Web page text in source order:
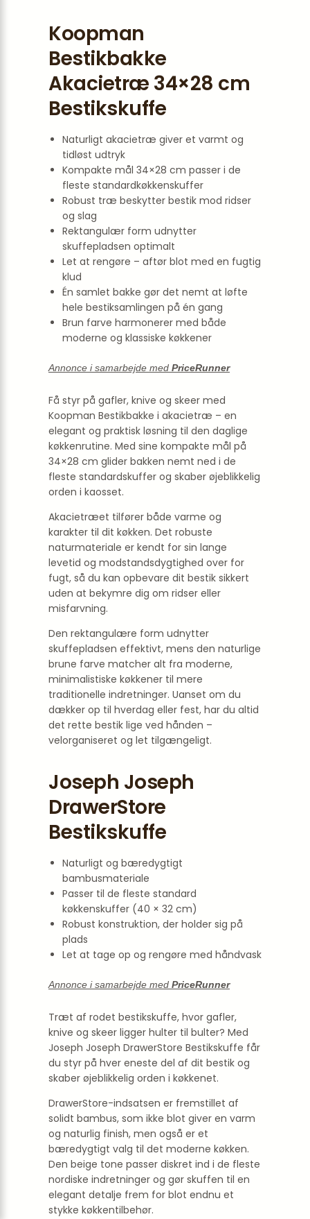
Koopman
Bestikbakke
Akacietræ 34×28 cm
Bestikskuffe
Naturligt akacietræ giver et varmt og
tidløst udtryk
Kompakte mål 34×28 cm passer i de
fleste standardkøkkenskuffer
Robust træ beskytter bestik mod ridser
og slag
Rektangulær form udnytter
skuffepladsen optimalt
Let at rengøre – aftør blot med en fugtig
klud
Én samlet bakke gør det nemt at løfte
hele bestiksamlingen på én gang
Brun farve harmonerer med både
moderne og klassiske køkkener
Annonce i samarbejde med PriceRunner
Få styr på gafler, knive og skeer med
Koopman Bestikbakke i akacietræ – en
elegant og praktisk løsning til den daglige
køkkenrutine. Med sine kompakte mål på
34×28 cm glider bakken nemt ned i de
fleste standardskuffer og skaber øjeblikkelig
orden i kaosset.
Akacietræet tilfører både varme og
karakter til dit køkken. Det robuste
naturmateriale er kendt for sin lange
levetid og modstandsdygtighed over for
fugt, så du kan opbevare dit bestik sikkert
uden at bekymre dig om ridser eller
misfarvning.
Den rektangulære form udnytter
skuffepladsen effektivt, mens den naturlige
brune farve matcher alt fra moderne,
minimalistiske køkkener til mere
traditionelle indretninger. Uanset om du
dækker op til hverdag eller fest, har du altid
det rette bestik lige ved hånden –
velorganiseret og let tilgængeligt.
Joseph Joseph
DrawerStore
Bestikskuffe
Naturligt og bæredygtigt
bambusmateriale
Passer til de fleste standard
køkkenskuffer (40 × 32 cm)
Robust konstruktion, der holder sig på
plads
Let at tage op og rengøre med håndvask
Annonce i samarbejde med PriceRunner
Træt af rodet bestikskuffe, hvor gafler,
knive og skeer ligger hulter til bulter? Med
Joseph Joseph DrawerStore Bestikskuffe får
du styr på hver eneste del af dit bestik og
skaber øjeblikkelig orden i køkkenet.
DrawerStore-indsatsen er fremstillet af
solidt bambus, som ikke blot giver en varm
og naturlig finish, men også er et
bæredygtigt valg til det moderne køkken.
Den beige tone passer diskret ind i de fleste
nordiske indretninger og gør skuffen til en
elegant detalje frem for blot endnu et
stykke køkkentilbehør.